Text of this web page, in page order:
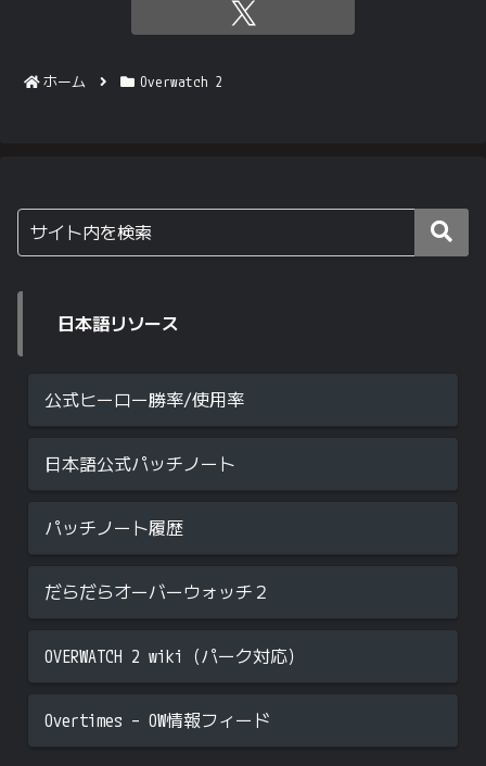
ホーム Overwatch 2
日本語リソース
公式ヒーロー勝率/使用率
日本語公式パッチノート
パッチノート履歴
だらだらオーバーウォッチ２
OVERWATCH 2 wiki（パーク対応）
Overtimes – OW情報フィード